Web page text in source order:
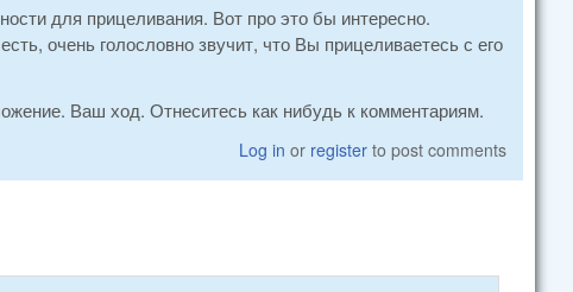
для прицеливания. Вот про это бы интересно.
очень голословно звучит, что Вы прицеливаетесь с его
Ваш ход. Отнеситесь как нибудь к комментариям.
Log in or register to post comments